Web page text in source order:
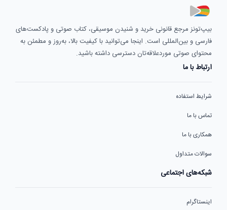
بیپ‌تونز مرجع قانونی خرید و شنیدن موسیقی، کتاب صوتی و پادکست‌های
فارسی و بین‌المللی است. اینجا می‌توانید با کیفیت بالا، به‌روز و مطمئن به
محتوای صوتی موردعلاقه‌تان دسترسی داشته باشید.
ارتباط با ما
شرایط استفاده
تماس با ما
همکاری با ما
سوالات متداول
شبکه‌های اجتماعی
اینستاگرام